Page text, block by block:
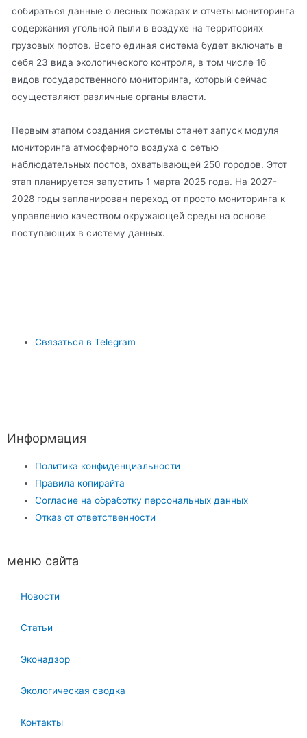
собираться данные о лесных пожарах и отчеты мониторинга
содержания угольной пыли в воздухе на территориях
грузовых портов. Всего единая система будет включать в
себя 23 вида экологического контроля, в том числе 16
видов государственного мониторинга, который сейчас
осуществляют различные органы власти.
Первым этапом создания системы станет запуск модуля
мониторинга атмосферного воздуха с сетью
наблюдательных постов, охватывающей 250 городов. Этот
этап планируется запустить 1 марта 2025 года. На 2027-
2028 годы запланирован переход от просто мониторинга к
управлению качеством окружающей среды на основе
поступающих в систему данных.
Связаться в Telegram
Информация
Политика конфиденциальности
Правила копирайта
Согласие на обработку персональных данных
Отказ от ответственности
меню сайта
Новости
Статьи
Эконадзор
Экологическая сводка
Контакты